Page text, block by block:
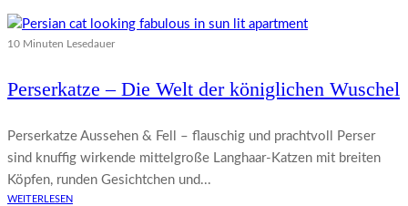
10 Minuten Lesedauer
Perserkatze – Die Welt der königlichen Wuschel
Perserkatze Aussehen & Fell – flauschig und prachtvoll Perser
sind knuffig wirkende mittelgroße Langhaar-Katzen mit breiten
Köpfen, runden Gesichtchen und...
WEITERLESEN